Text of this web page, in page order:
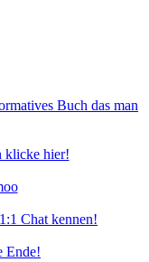
Buch das man
klicke hier!
Chat kennen!
Ende!